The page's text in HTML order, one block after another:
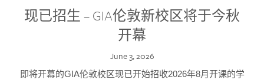
现已招生 – GIA伦敦新校区将于今秋
开幕
June 3, 2026
即将开幕的GIA伦敦校区现已开始招收2026年8月开课的学